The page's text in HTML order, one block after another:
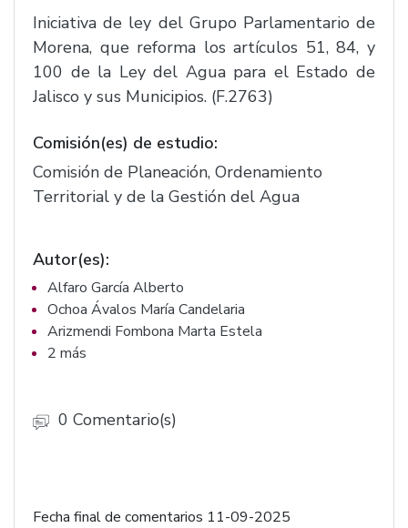
Iniciativa de ley del Grupo Parlamentario de
Morena, que reforma los artículos 51, 84, y
100 de la Ley del Agua para el Estado de
Jalisco y sus Municipios. (F.2763)
Comisión(es) de estudio:
Comisión de Planeación, Ordenamiento
Territorial y de la Gestión del Agua
Autor(es):
Alfaro García Alberto
Ochoa Ávalos María Candelaria
Arizmendi Fombona Marta Estela
2 más
0 Comentario(s)
Fecha final de comentarios 11-09-2025